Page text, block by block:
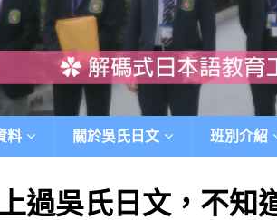
料 關於吳氏日文 班別介紹
上過吳氏日文，不知